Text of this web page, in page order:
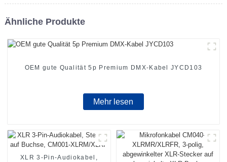
Ähnliche Produkte
OEM gute Qualität 5p Premium DMX-Kabel JYCD103
Mehr lesen
XLR 3-Pin-Audiokabel,